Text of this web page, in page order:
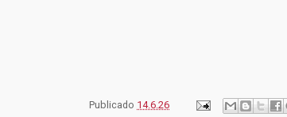
Publicado 14.6.26